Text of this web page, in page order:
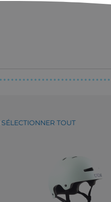
SÉLECTIONNER TOUT